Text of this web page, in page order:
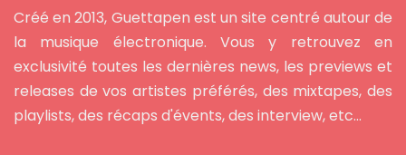
Créé en 2013, Guettapen est un site centré autour de
la musique électronique. Vous y retrouvez en
exclusivité toutes les dernières news, les previews et
releases de vos artistes préférés, des mixtapes, des
playlists, des récaps d'évents, des interview, etc...